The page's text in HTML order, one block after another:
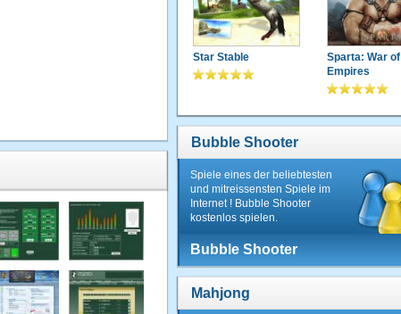
Star Stable
Sparta: War of
Empires
Bubble Shooter
Spiele eines der beliebtesten
und mitreissensten Spiele im
Internet ! Bubble Shooter
kostenlos spielen.
Bubble Shooter
Mahjong